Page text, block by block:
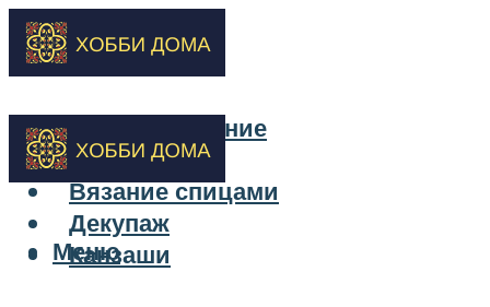
Бисероплетение
Вышивка
Вязание спицами
Декупаж
Канзаши
Меню